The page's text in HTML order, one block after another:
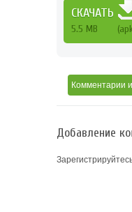
СКАЧАТЬ
5.5 MB
Комментарии
Добавление